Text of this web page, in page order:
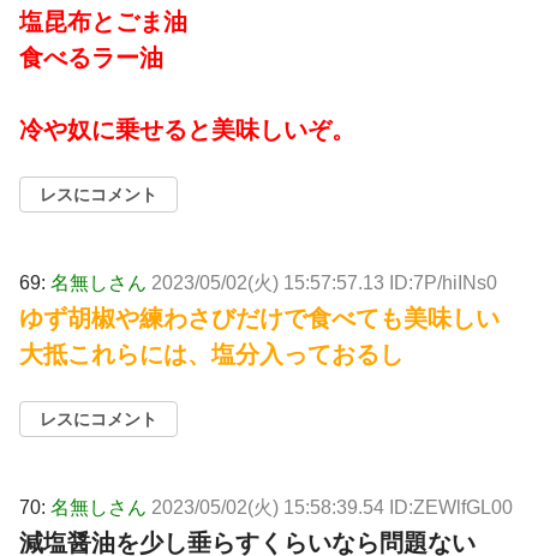
塩昆布とごま油
食べるラー油
冷や奴に乗せると美味しいぞ。
レスにコメント
69: 名無しさん 2023/05/02(火) 15:57:57.13 ID:7P/hiINs0
ゆず胡椒や練わさびだけで食べても美味しい
大抵これらには、塩分入っておるし
レスにコメント
70: 名無しさん 2023/05/02(火) 15:58:39.54 ID:ZEWlfGL00
減塩醤油を少し垂らすくらいなら問題ない